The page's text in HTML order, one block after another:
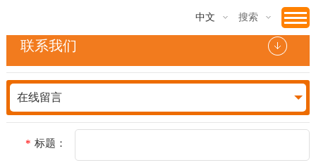
中文 搜索
联系我们
在线留言
标题：